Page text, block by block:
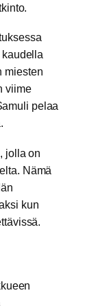
miesten
viime
pelaa
jolla on
Nämä
kun